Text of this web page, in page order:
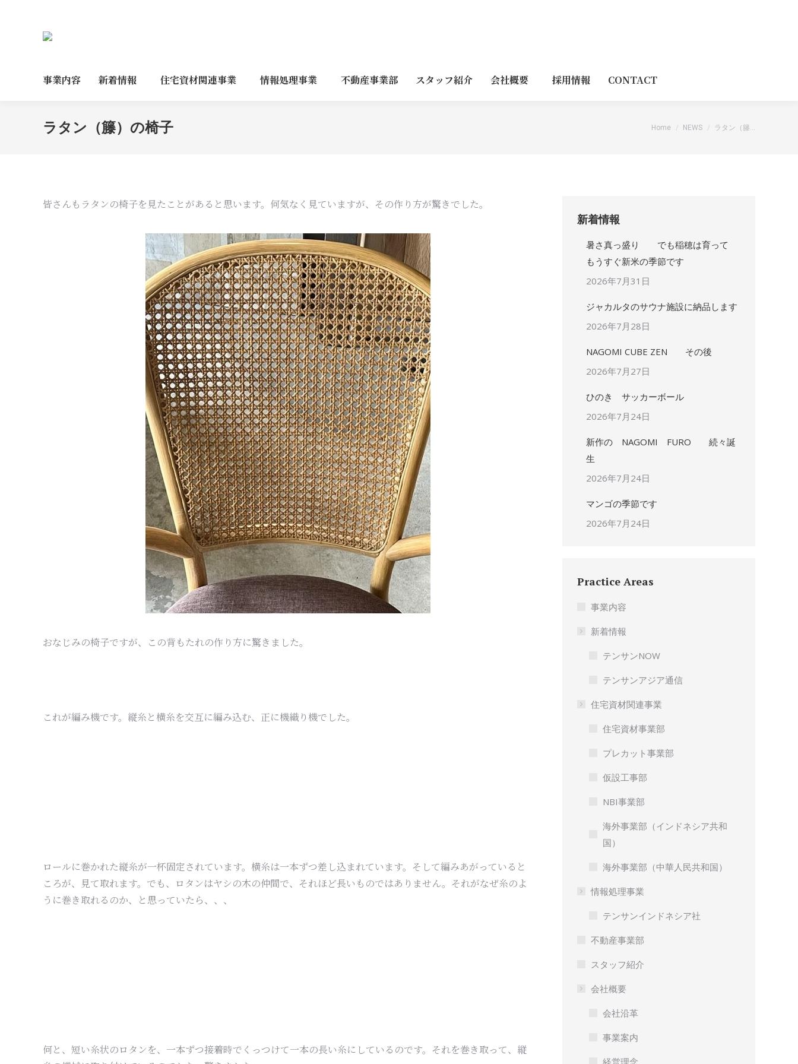
事業内容 新着情報 住宅資材関連事業 情報処理事業 不動産事業部 スタッフ紹介 会社概要 採用情報 CONTACT
ラタン（籐）の椅子 You are here:
Home NEWS ラタン（籐…
皆さんもラタンの椅子を見たことがあると思います。何気なく見ていますが、その作り方が驚きでした。
おなじみの椅子ですが、この背もたれの作り方に驚きました。
これが編み機です。縦糸と横糸を交互に編み込む、正に機織り機でした。
ロールに巻かれた縦糸が一杯固定されています。横糸は一本ずつ差し込まれています。そして編みあがっていると
ころが、見て取れます。でも、ロタンはヤシの木の仲間で、それほど長いものではありません。それがなぜ糸のよ
うに巻き取れるのか、と思っていたら、、、
何と、短い糸状のロタンを、一本ずつ接着時でくっつけて一本の長い糸にしているのです。それを巻き取って、縦
新着情報
暑さ真っ盛り でも稲穂は育って
もうすぐ新米の季節です
2026年7月31日
ジャカルタのサウナ施設に納品します
2026年7月28日
NAGOMI CUBE ZEN その後
2026年7月27日
ひのき サッカーボール
2026年7月24日
新作の NAGOMI FURO 続々誕
生
2026年7月24日
マンゴの季節です
2026年7月24日
Practice Areas
事業内容
新着情報
テンサンNOW
テンサンアジア通信
住宅資材関連事業
住宅資材事業部
プレカット事業部
仮設工事部
NBI事業部
海外事業部（インドネシア共和
国）
海外事業部（中華人民共和国）
情報処理事業
テンサンインドネシア社
不動産事業部
スタッフ紹介
会社概要
会社沿革
事業案内
経営理念